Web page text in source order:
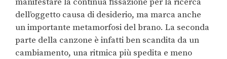
dell’oggetto causa di desiderio, ma marca anche
un importante metamorfosi del brano. La seconda
parte della canzone è infatti ben scandita da un
cambiamento, una ritmica più spedita e meno